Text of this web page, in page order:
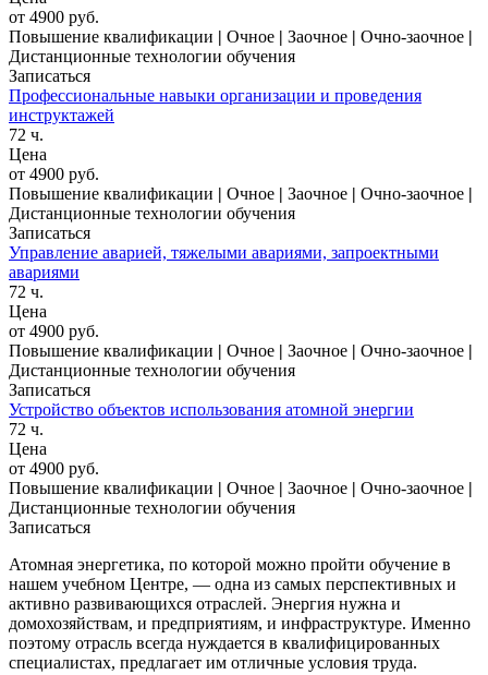
от 4900 руб.
Повышение квалификации | Очное | Заочное | Очно-заочное |
Дистанционные технологии обучения
Записаться
Профессиональные навыки организации и проведения
инструктажей
72 ч.
Цена
от 4900 руб.
Повышение квалификации | Очное | Заочное | Очно-заочное |
Дистанционные технологии обучения
Записаться
Управление аварией, тяжелыми авариями, запроектными
авариями
72 ч.
Цена
от 4900 руб.
Повышение квалификации | Очное | Заочное | Очно-заочное |
Дистанционные технологии обучения
Записаться
Устройство объектов использования атомной энергии
72 ч.
Цена
от 4900 руб.
Повышение квалификации | Очное | Заочное | Очно-заочное |
Дистанционные технологии обучения
Записаться
Атомная энергетика, по которой можно пройти обучение в
нашем учебном Центре, — одна из самых перспективных и
активно развивающихся отраслей. Энергия нужна и
домохозяйствам, и предприятиям, и инфраструктуре. Именно
поэтому отрасль всегда нуждается в квалифицированных
специалистах, предлагает им отличные условия труда.